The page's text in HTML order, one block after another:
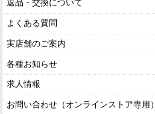
返品・交換について
よくある質問
実店舗のご案内
各種お知らせ
求人情報
お問い合わせ（オンラインストア専用）